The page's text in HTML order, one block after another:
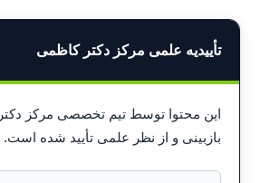
تأییدیه علمی مرکز دکتر کاظمی
این محتوا توسط تیم تخصصی مرکز
بازبینی و از نظر علمی تأیید شده است.